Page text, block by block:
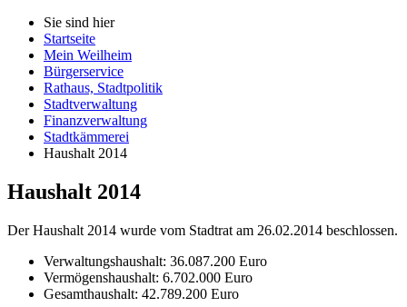
Sie sind hier
Startseite
Mein Weilheim
Bürgerservice
Rathaus, Stadtpolitik
Stadtverwaltung
Finanzverwaltung
Stadtkämmerei
Haushalt 2014
Haushalt 2014
Der Haushalt 2014 wurde vom Stadtrat am 26.02.2014 beschlossen.
Verwaltungshaushalt: 36.087.200 Euro
Vermögenshaushalt: 6.702.000 Euro
Gesamthaushalt: 42.789.200 Euro